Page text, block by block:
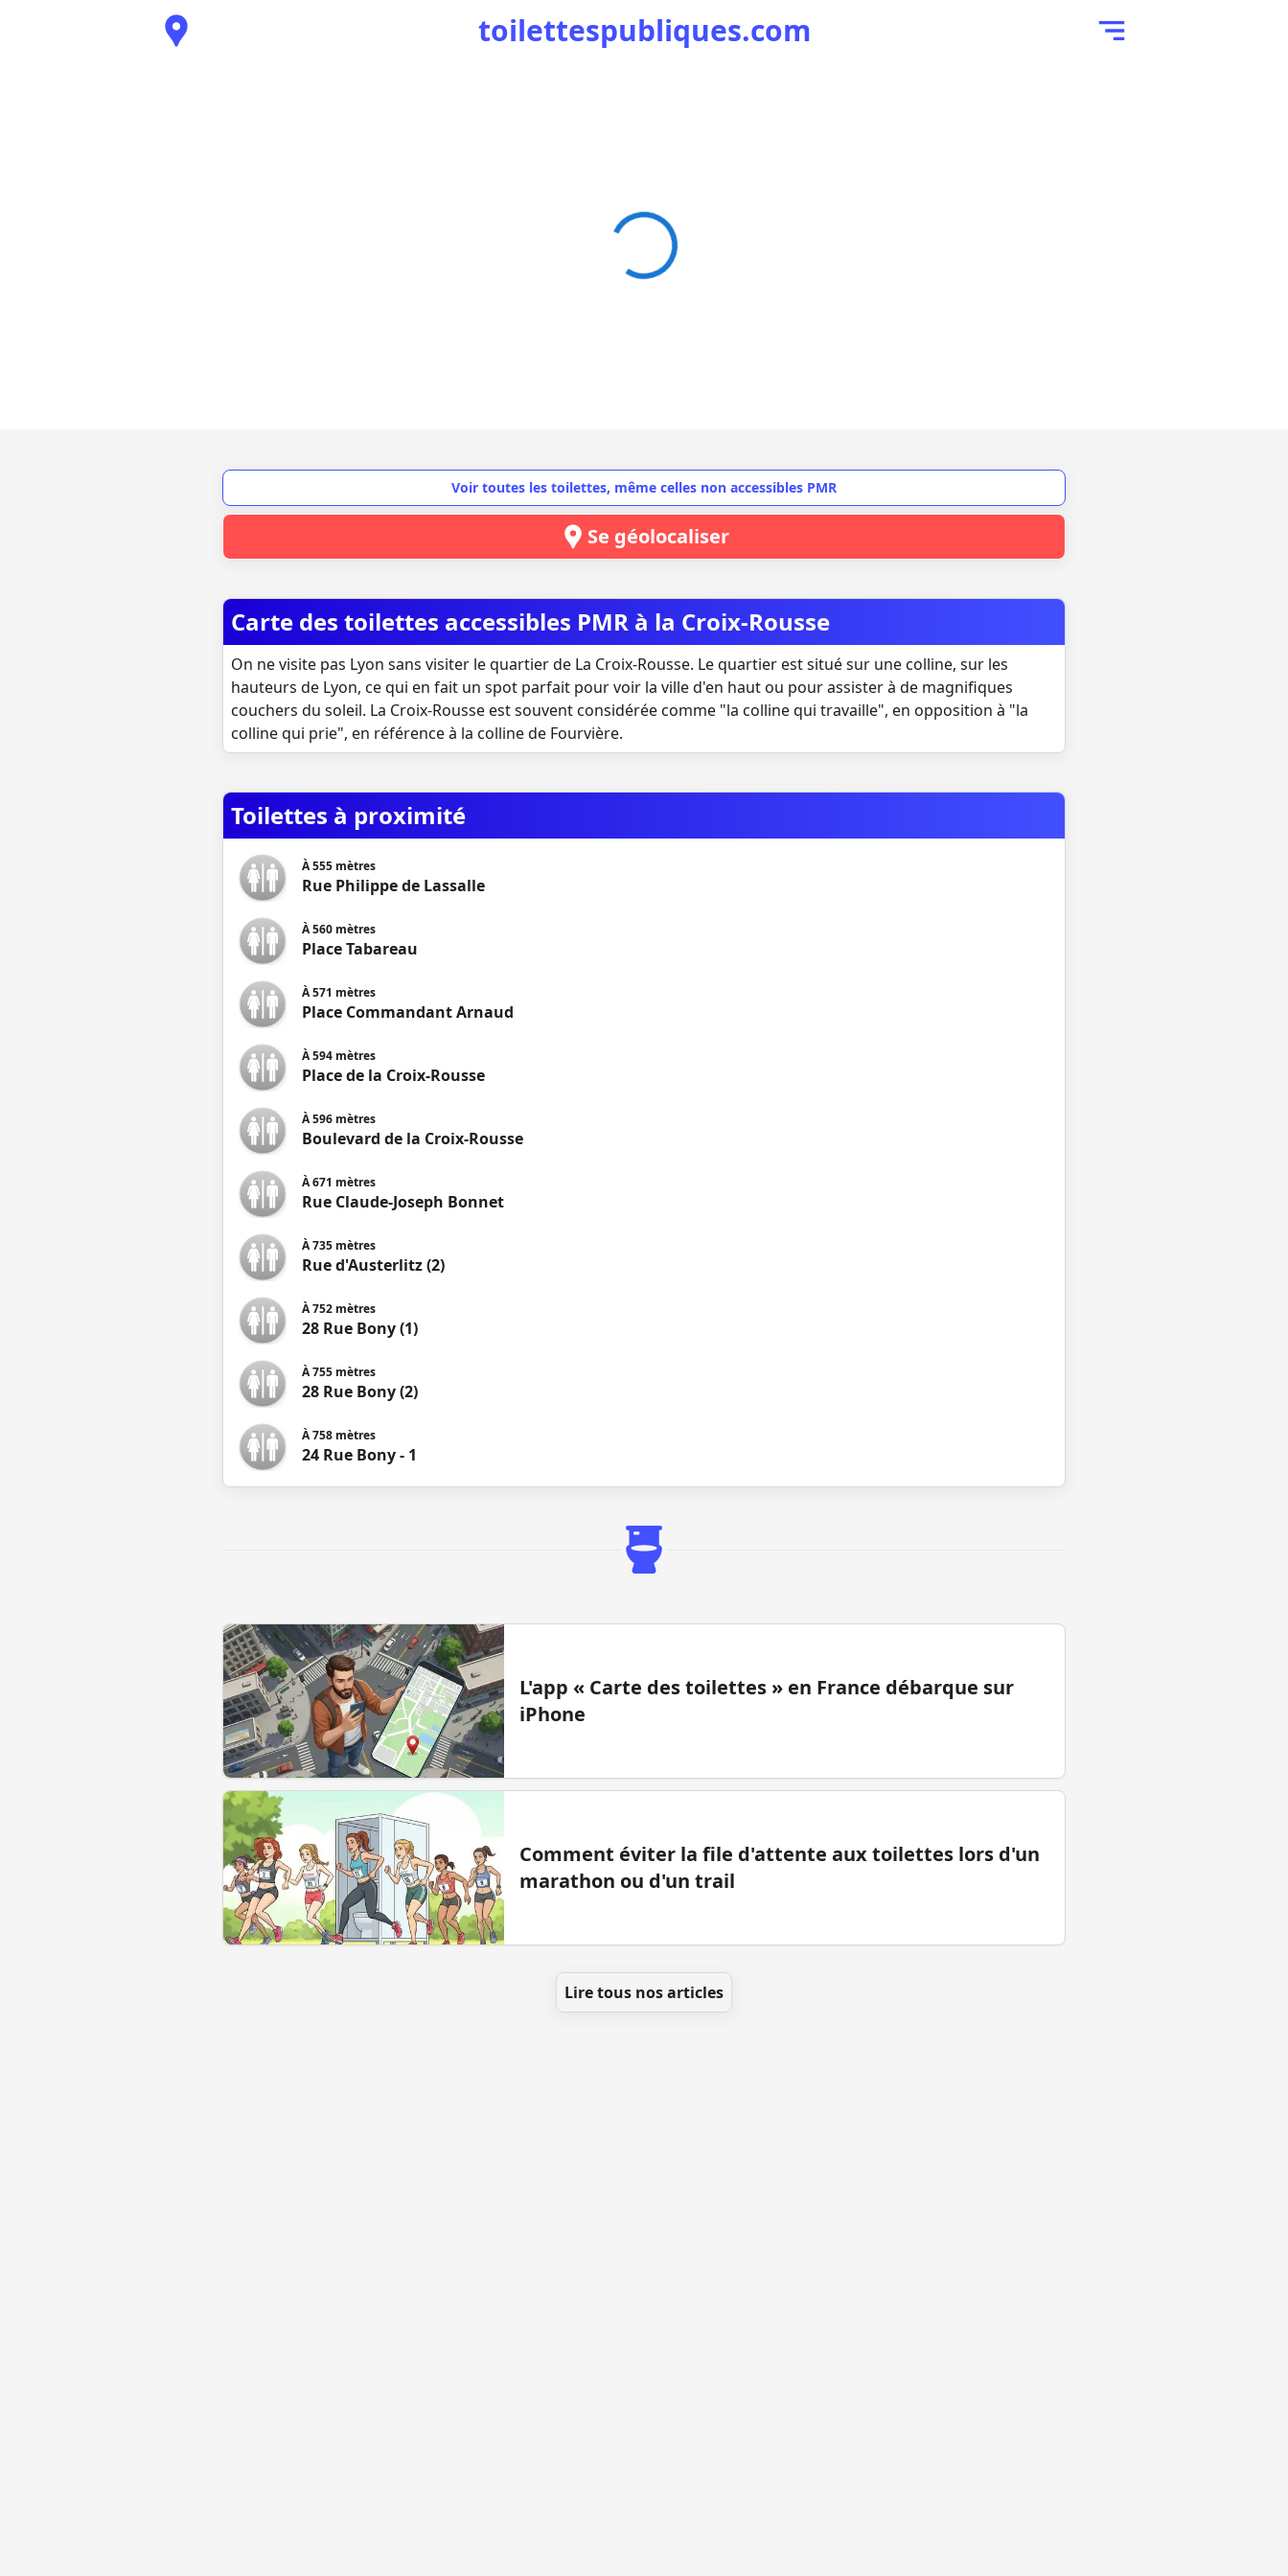
toilettespubliques.com
Voir toutes les toilettes, même celles non accessibles PMR
Se géolocaliser
Carte des toilettes accessibles PMR à la Croix-Rousse
On ne visite pas Lyon sans visiter le quartier de La Croix-Rousse. Le quartier est situé sur une colline, sur les
hauteurs de Lyon, ce qui en fait un spot parfait pour voir la ville d'en haut ou pour assister à de magnifiques
couchers du soleil. La Croix-Rousse est souvent considérée comme "la colline qui travaille", en opposition à "la
colline qui prie", en référence à la colline de Fourvière.
Toilettes à proximité
À555 mètres
Rue Philippe de Lassalle
À560 mètres
Place Tabareau
À571 mètres
Place Commandant Arnaud
À594 mètres
Place de la Croix-Rousse
À596 mètres
Boulevard de la Croix-Rousse
À671 mètres
Rue Claude-Joseph Bonnet
À735 mètres
Rue d'Austerlitz (2)
À752 mètres
28 Rue Bony (1)
À755 mètres
28 Rue Bony (2)
À758 mètres
24 Rue Bony - 1
L'app « Carte des toilettes » en France débarque sur
iPhone
Comment éviter la file d'attente aux toilettes lors d'un
marathon ou d'un trail
Lire tous nos articles